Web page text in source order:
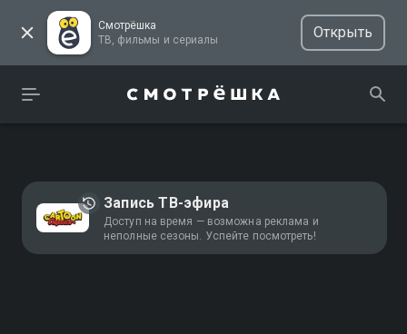
Смотрёшка
ТВ, фильмы и сериалы
Открыть
Запись ТВ-эфира
Доступ на время — возможна реклама и
неполные сезоны. Успейте посмотреть!